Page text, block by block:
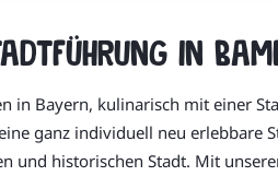
in
in Bayern, kulinarisch mit einer
ganz individuell neu erlebbare
und historischen Stadt. Mit